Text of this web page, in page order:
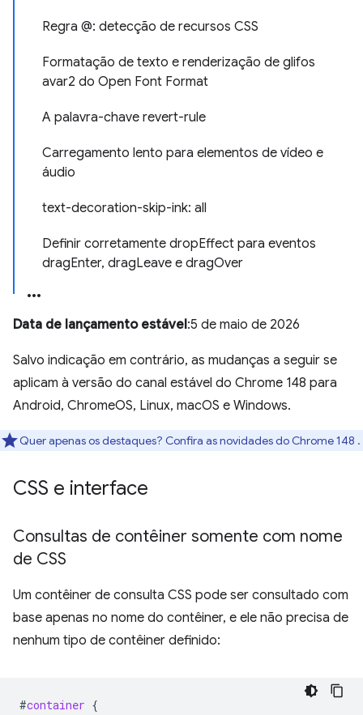
Regra @: detecção de recursos CSS
Formatação de texto e renderização de glifos
avar2 do Open Font Format
A palavra-chave revert-rule
Carregamento lento para elementos de vídeo e
áudio
text-decoration-skip-ink: all
Definir corretamente dropEffect para eventos
dragEnter, dragLeave e dragOver
Data de lançamento estável:5 de maio de 2026
Salvo indicação em contrário, as mudanças a seguir se
aplicam à versão do canal estável do Chrome 148 para
Android, ChromeOS, Linux, macOS e Windows.
Quer apenas os destaques? Confira as novidades do Chrome 148 .
CSS e interface
Consultas de contêiner somente com nome
de CSS
Um contêiner de consulta CSS pode ser consultado com
base apenas no nome do contêiner, e ele não precisa de
nenhum tipo de contêiner definido:
#container {